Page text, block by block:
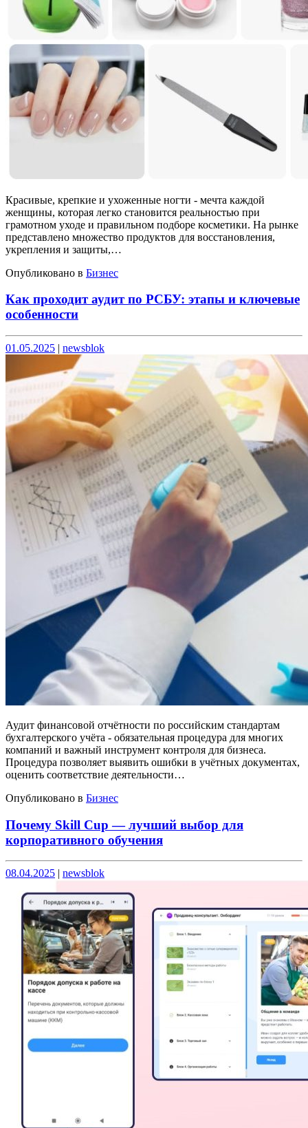
Красивые, крепкие и ухоженные ногти - мечта каждой
женщины, которая легко становится реальностью при
грамотном уходе и правильном подборе косметики. На рынке
представлено множество продуктов для восстановления,
укрепления и защиты,…
Опубликовано в Бизнес
Как проходит аудит по РСБУ: этапы и ключевые
особенности
Опубликовано
01.05.2025 | Опубликовано
newsblok
Аудит финансовой отчётности по российским стандартам
бухгалтерского учёта - обязательная процедура для многих
компаний и важный инструмент контроля для бизнеса.
Процедура позволяет выявить ошибки в учётных документах,
оценить соответствие деятельности…
Опубликовано в Бизнес
Почему Skill Cup — лучший выбор для
корпоративного обучения
Опубликовано
08.04.2025 | Опубликовано
newsblok